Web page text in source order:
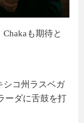
も期待と
シコ州ラスベガ
ーダに舌鼓を打